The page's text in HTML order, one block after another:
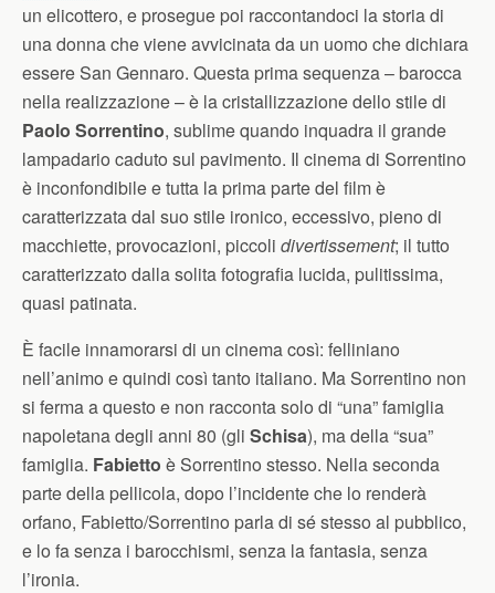
un elicottero, e prosegue poi raccontandoci la storia di
una donna che viene avvicinata da un uomo che dichiara
essere San Gennaro. Questa prima sequenza – barocca
nella realizzazione – è la cristallizzazione dello stile di
Paolo Sorrentino, sublime quando inquadra il grande
lampadario caduto sul pavimento. Il cinema di Sorrentino
è inconfondibile e tutta la prima parte del film è
caratterizzata dal suo stile ironico, eccessivo, pieno di
macchiette, provocazioni, piccoli divertissement; il tutto
caratterizzato dalla solita fotografia lucida, pulitissima,
quasi patinata.
È facile innamorarsi di un cinema così: felliniano
nell’animo e quindi così tanto italiano. Ma Sorrentino non
si ferma a questo e non racconta solo di “una” famiglia
napoletana degli anni 80 (gli Schisa), ma della “sua”
famiglia. Fabietto è Sorrentino stesso. Nella seconda
parte della pellicola, dopo l’incidente che lo renderà
orfano, Fabietto/Sorrentino parla di sé stesso al pubblico,
e lo fa senza i barocchismi, senza la fantasia, senza
l’ironia.